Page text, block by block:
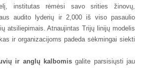
institutas rėmėsi savo srities žinovų,
audito lyderių ir 2,000 iš viso pasaulio
atsiliepimais. Atnaujintas Trijų linijų modelis
ir organizacijoms padeda sėkmingai siekti
ir anglų kalbomisgalite parsisiųsti jau